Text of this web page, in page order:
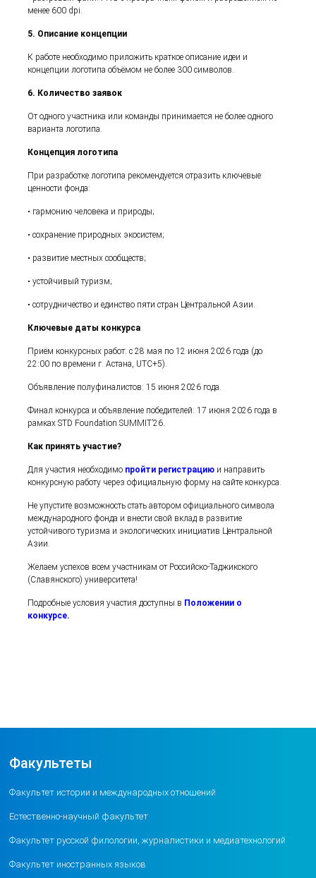
менее 600 dpi.
5. Описание концепции
К работе необходимо приложить краткое описание идеи и
концепции логотипа объёмом не более 300 символов.
6. Количество заявок
От одного участника или команды принимается не более одного
варианта логотипа.
Концепция логотипа
При разработке логотипа рекомендуется отразить ключевые
ценности фонда:
• гармонию человека и природы;
• сохранение природных экосистем;
• развитие местных сообществ;
• устойчивый туризм;
• сотрудничество и единство пяти стран Центральной Азии.
Ключевые даты конкурса
Приём конкурсных работ: с 28 мая по 12 июня 2026 года (до
22:00 по времени г. Астана, UTC+5).
Объявление полуфиналистов: 15 июня 2026 года.
Финал конкурса и объявление победителей: 17 июня 2026 года в
рамках STD Foundation SUMMIT’26.
Как принять участие?
Для участия необходимо пройти регистрацию и направить
конкурсную работу через официальную форму на сайте конкурса.
Не упустите возможность стать автором официального символа
международного фонда и внести свой вклад в развитие
устойчивого туризма и экологических инициатив Центральной
Азии.
Желаем успехов всем участникам от Российско-Таджикского
(Славянского) университета!
Подробные условия участия доступны в Положении о
конкурсе.
Факультеты
Факультет истории и международных отношений
Естественно-научный факультет
Факультет русской филологии, журналистики и медиатехнологий
Факультет иностранных языков